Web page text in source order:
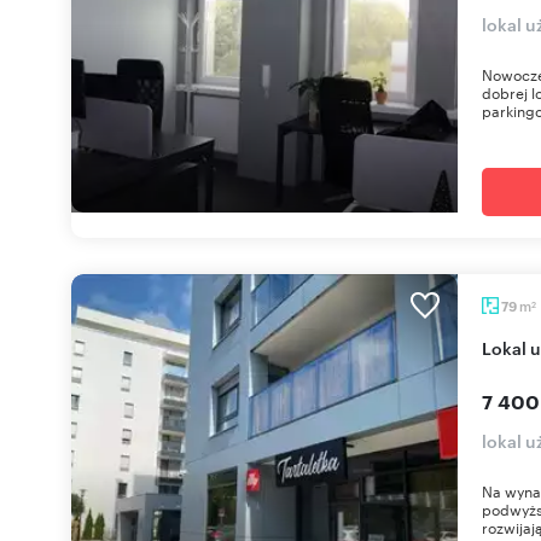
lokal
dobrej
79 m2
Lokal
7
lokal
Na